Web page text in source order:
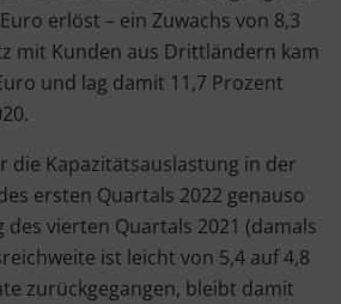
erlöst – ein Zuwachs von 8,3
mit Kunden aus Drittländern kam
und lag damit 11,7 Prozent
die Kapazitätsauslastung in der
ersten Quartals 2022 genauso
des vierten Quartals 2021 (damals
ist leicht von 5,4 auf 4,8
zurückgegangen, bleibt damit